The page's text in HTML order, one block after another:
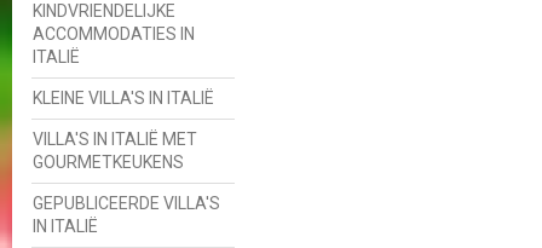
KINDVRIENDELIJKE
ACCOMMODATIES IN
ITALIË
KLEINE VILLA'S IN ITALIË
VILLA'S IN ITALIË MET
GOURMETKEUKENS
GEPUBLICEERDE VILLA'S
IN ITALIË